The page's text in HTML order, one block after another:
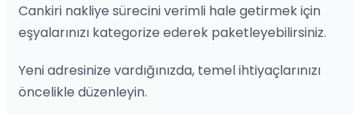
Cankiri nakliye sürecini verimli hale getirmek için
eşyalarınızı kategorize ederek paketleyebilirsiniz.
Yeni adresinize vardığınızda, temel ihtiyaçlarınızı
öncelikle düzenleyin.